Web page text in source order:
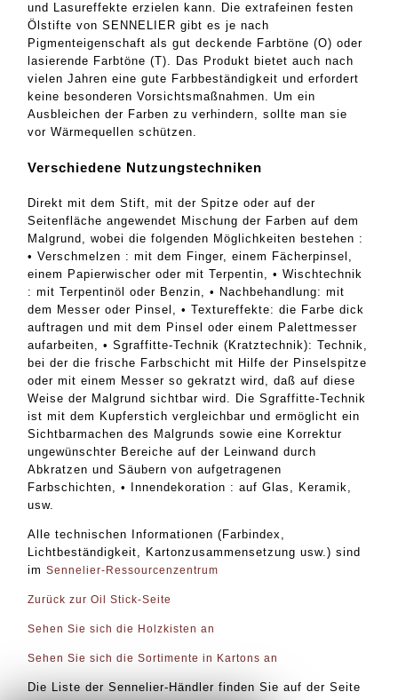
und Lasureffekte erzielen kann. Die extrafeinen festen
Ölstifte von SENNELIER gibt es je nach
Pigmenteigenschaft als gut deckende Farbtöne (O) oder
lasierende Farbtöne (T). Das Produkt bietet auch nach
vielen Jahren eine gute Farbbeständigkeit und erfordert
keine besonderen Vorsichtsmaßnahmen. Um ein
Ausbleichen der Farben zu verhindern, sollte man sie
vor Wärmequellen schützen.
Verschiedene Nutzungstechniken
Direkt mit dem Stift, mit der Spitze oder auf der
Seitenfläche angewendet Mischung der Farben auf dem
Malgrund, wobei die folgenden Möglichkeiten bestehen :
• Verschmelzen : mit dem Finger, einem Fächerpinsel,
einem Papierwischer oder mit Terpentin, • Wischtechnik
: mit Terpentinöl oder Benzin, • Nachbehandlung: mit
dem Messer oder Pinsel, • Textureffekte: die Farbe dick
auftragen und mit dem Pinsel oder einem Palettmesser
aufarbeiten, • Sgraffitte-Technik (Kratztechnik): Technik,
bei der die frische Farbschicht mit Hilfe der Pinselspitze
oder mit einem Messer so gekratzt wird, daß auf diese
Weise der Malgrund sichtbar wird. Die Sgraffitte-Technik
ist mit dem Kupferstich vergleichbar und ermöglicht ein
Sichtbarmachen des Malgrunds sowie eine Korrektur
ungewünschter Bereiche auf der Leinwand durch
Abkratzen und Säubern von aufgetragenen
Farbschichten, • Innendekoration : auf Glas, Keramik,
usw.
Alle technischen Informationen (Farbindex,
Lichtbeständigkeit, Kartonzusammensetzung usw.) sind
imSennelier-Ressourcenzentrum
Zurück zur Oil Stick-Seite
Sehen Sie sich die Holzkisten an
Sehen Sie sich die Sortimente in Kartons an
Die Liste der Sennelier-Händler finden Sie auf der Seite